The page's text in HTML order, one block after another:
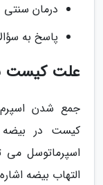
درمان سنتی
پاسخ به
علت کیست
جمع شدن
کیست در بیضه
اسپرماتوسل می
التهاب بیضه